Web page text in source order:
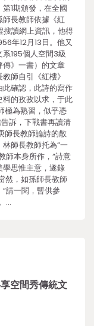
1期頒發，在全國
長教師依據《紅
搜讀網上資訊，他得
年12月13日。他又
195個人空間3級
》一書）的文章
師自引《紅樓》
確認，此詩的寫作
的孜孜以求，于此
極為熟習，似乎憑
訴，下戰書再讀清
師長教師論詩的散
師長教師托為“一
師本身所作，“詩意
學思惟主意，遂錄
然，如孫師長教師
請一閱，暫供參
…
空間秀傳統文